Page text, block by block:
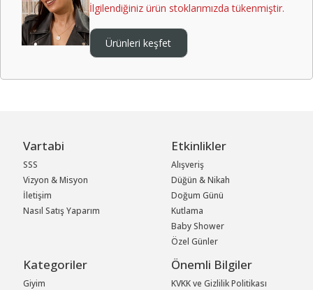
İlgilendiğiniz ürün stoklarımızda tükenmiştir.
Ürünleri keşfet
Vartabi
SSS
Vizyon & Misyon
İletişim
Nasıl Satış Yaparım
Etkinlikler
Alışveriş
Düğün & Nikah
Doğum Günü
Kutlama
Baby Shower
Özel Günler
Kategoriler
Giyim
Önemli Bilgiler
KVKK ve Gizlilik Politikası